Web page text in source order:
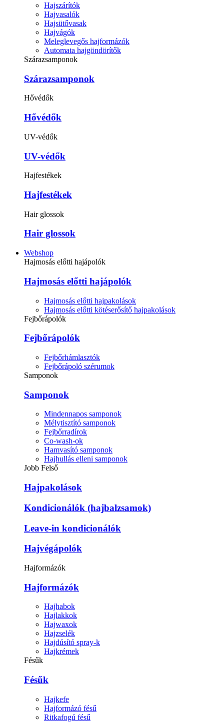
Hajszárítók
Hajvasalók
Hajsütővasak
Hajvágók
Meleglevegős hajformázók
Automata hajgöndörítők
Szárazsamponok
Szárazsamponok
Hővédők
Hővédők
UV-védők
UV-védők
Hajfestékek
Hajfestékek
Hair glossok
Hair glossok
Webshop
Hajmosás előtti hajápolók
Hajmosás előtti hajápolók
Hajmosás előtti hajpakolások
Hajmosás előtti kötéserősítő hajpakolások
Fejbőrápolók
Fejbőrápolók
Fejbőrhámlasztók
Fejbőrápoló szérumok
Samponok
Samponok
Mindennapos samponok
Mélytisztító samponok
Fejbőrradírok
Co-wash-ok
Hamvasító samponok
Hajhullás elleni samponok
Jobb Felső
Hajpakolások
Kondicionálók (hajbalzsamok)
Leave-in kondicionálók
Hajvégápolók
Hajformázók
Hajformázók
Hajhabok
Hajlakkok
Hajwaxok
Hajzselék
Hajdúsító spray-k
Hajkrémek
Fésűk
Fésűk
Hajkefe
Hajformázó fésű
Ritkafogú fésű